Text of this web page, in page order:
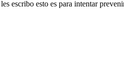
escribo esto es para intentar